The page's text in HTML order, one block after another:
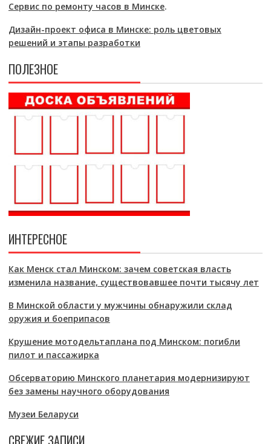
Сервис по ремонту часов в Минске.
Дизайн-проект офиса в Минске: роль цветовых
решений и этапы разработки
ПОЛЕЗНОЕ
ИНТЕРЕСНОЕ
Как Менск стал Минском: зачем советская власть
изменила название, существовавшее почти тысячу лет
В Минской области у мужчины обнаружили склад
оружия и боеприпасов
Крушение мотодельтаплана под Минском: погибли
пилот и пассажирка
Обсерваторию Минского планетария модернизируют
без замены научного оборудования
Музеи Беларуси